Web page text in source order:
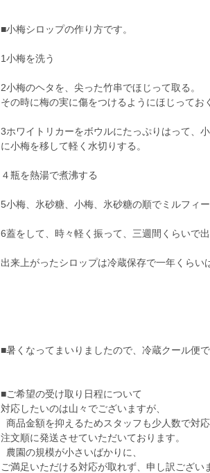
■小梅シロップの作り方です。
1小梅を洗う
2小梅のヘタを、尖った竹串でほじって取る。
その時に梅の実に傷をつけるようにほじってお
3ホワイトリカーをボウルにたっぷりはって、
に小梅を移して軽く水切りする。
４瓶を熱湯で煮沸する
5小梅、氷砂糖、小梅、氷砂糖の順でミルフィ
6蓋をして、時々軽く振って、三週間くらいで出
出来上がったシロップは冷蔵保存で一年くらい
■暑くなってまいりましたので、冷蔵クール便で
■ご希望の受け取り日程について
対応したいのは山々でございますが、
商品金額を抑えるためスタッフも少人数で対応
注文順に発送させていただいております。
農園の規模が小さいばかりに、
ご満足いただける対応が取れず、申し訳ござい